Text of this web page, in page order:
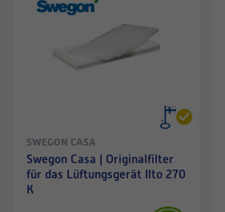
SWEGON CASA
Swegon Casa | Originalfilter
für das Lüftungsgerät Ilto 270
K